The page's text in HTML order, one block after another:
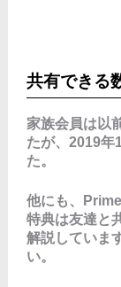
共有できる
家族会員は以
たが、2019年
た。
他にも、
特典は友達と
解説していま
い。